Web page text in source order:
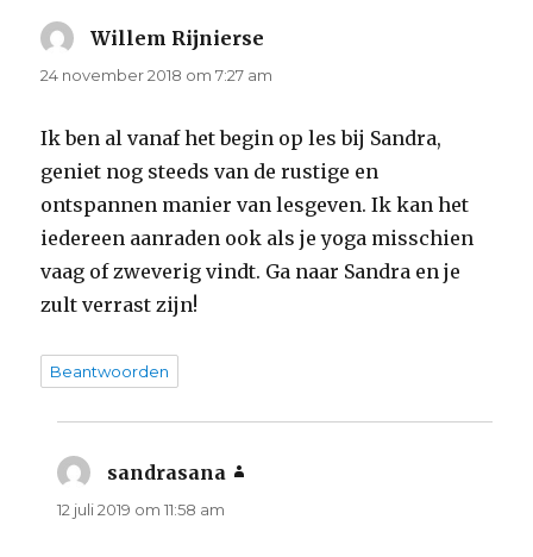
Willem Rijnierse
24 november 2018 om 7:27 am
Ik ben al vanaf het begin op les bij Sandra,
geniet nog steeds van de rustige en
ontspannen manier van lesgeven. Ik kan het
iedereen aanraden ook als je yoga misschien
vaag of zweverig vindt. Ga naar Sandra en je
zult verrast zijn!
Beantwoorden
sandrasana
12 juli 2019 om 11:58 am